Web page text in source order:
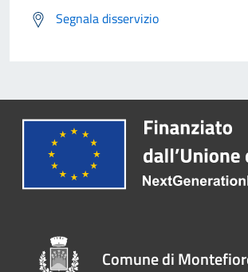
Segnala disservizio
Comune di